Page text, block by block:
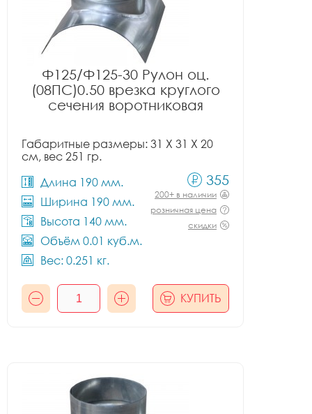
Ф125/Ф125-30 Рулон оц.
(08ПС)0.50 врезка круглого
сечения воротниковая
Габаритные размеры: 31 X 31 X 20
см, вес 251 гр.
Длина 190 мм.
Ширина 190 мм.
Высота 140 мм.
Объём 0.01 куб.м.
Вес: 0.251 кг.
355
200+ в наличии
розничная цена
скидки
КУПИТЬ